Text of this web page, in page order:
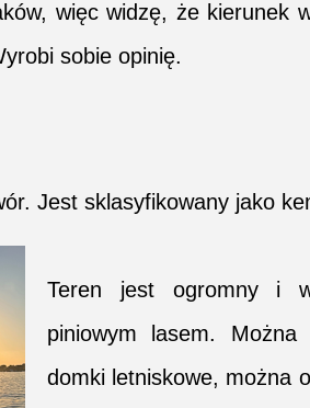
więc widzę, że kierunek
sobie opinię.
Jest sklasyfikowany jako
Teren jest ogromny i
piniowym lasem.
domki letniskowe, można